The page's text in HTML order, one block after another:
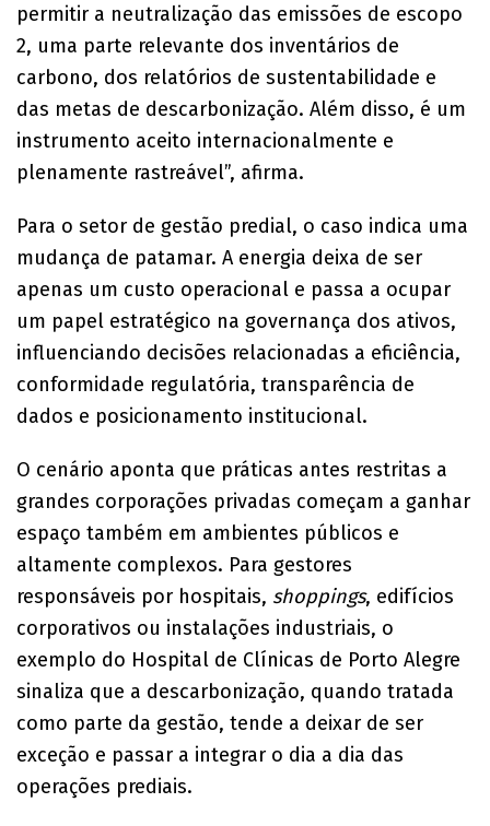
permitir a neutralização das emissões de escopo
2, uma parte relevante dos inventários de
carbono, dos relatórios de sustentabilidade e
das metas de descarbonização. Além disso, é um
instrumento aceito internacionalmente e
plenamente rastreável”, afirma.
Para o setor de gestão predial, o caso indica uma
mudança de patamar. A energia deixa de ser
apenas um custo operacional e passa a ocupar
um papel estratégico na governança dos ativos,
influenciando decisões relacionadas a eficiência,
conformidade regulatória, transparência de
dados e posicionamento institucional.
O cenário aponta que práticas antes restritas a
grandes corporações privadas começam a ganhar
espaço também em ambientes públicos e
altamente complexos. Para gestores
responsáveis por hospitais, shoppings, edifícios
corporativos ou instalações industriais, o
exemplo do Hospital de Clínicas de Porto Alegre
sinaliza que a descarbonização, quando tratada
como parte da gestão, tende a deixar de ser
exceção e passar a integrar o dia a dia das
operações prediais.